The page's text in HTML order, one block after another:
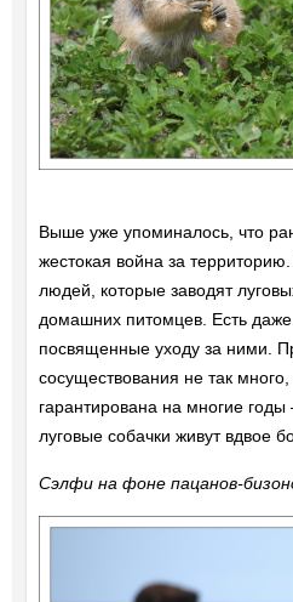
Выше уже упоминалось, что
жестокая война за
людей, которые заводят
домашних питомцев. Есть
посвященные уходу за ними.
сосуществования не так
гарантирована на многие
луговые собачки живут вдвое
Сэлфи на фоне пацанов-